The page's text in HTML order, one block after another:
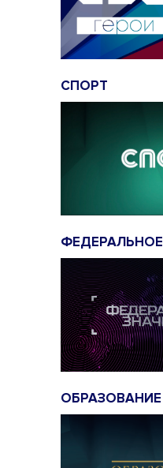
СПОРТ
ФЕДЕРАЛЬНОЕ
ОБРАЗОВАНИЕ